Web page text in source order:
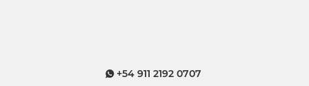
+54 911 2192 0707